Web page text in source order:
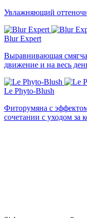
Увлажняющий
Blur Expert
Выравнивающая
движение и на весь
Le Phyto-Blush
Фиторумяна с
сочетании с уходом за